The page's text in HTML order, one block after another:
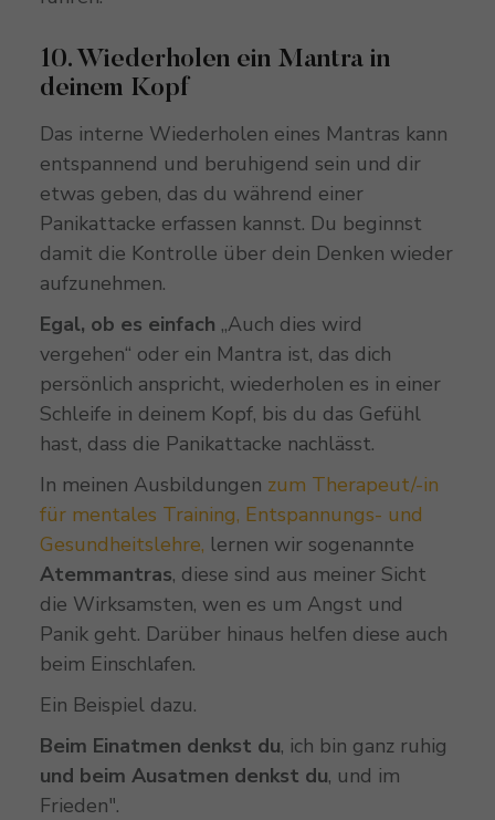
10. Wiederholen ein Mantra in
deinem Kopf
Das interne Wiederholen eines Mantras kann
entspannend und beruhigend sein und dir
etwas geben, das du während einer
Panikattacke erfassen kannst. Du beginnst
damit die Kontrolle über dein Denken wieder
aufzunehmen.
Egal, ob es einfach „Auch dies wird
vergehen“ oder ein Mantra ist, das dich
persönlich anspricht, wiederholen es in einer
Schleife in deinem Kopf, bis du das Gefühl
hast, dass die Panikattacke nachlässt.
In meinen Ausbildungen zum Therapeut/-in
für mentales Training, Entspannungs- und
Gesundheitslehre, lernen wir sogenannte
Atemmantras, diese sind aus meiner Sicht
die Wirksamsten, wen es um Angst und
Panik geht. Darüber hinaus helfen diese auch
beim Einschlafen.
Ein Beispiel dazu.
Beim Einatmen denkst du, ich bin ganz ruhig
und beim Ausatmen denkst du, und im
Frieden".